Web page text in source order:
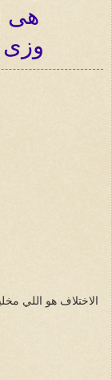
هى
وزى
الاختلاف هو اللي